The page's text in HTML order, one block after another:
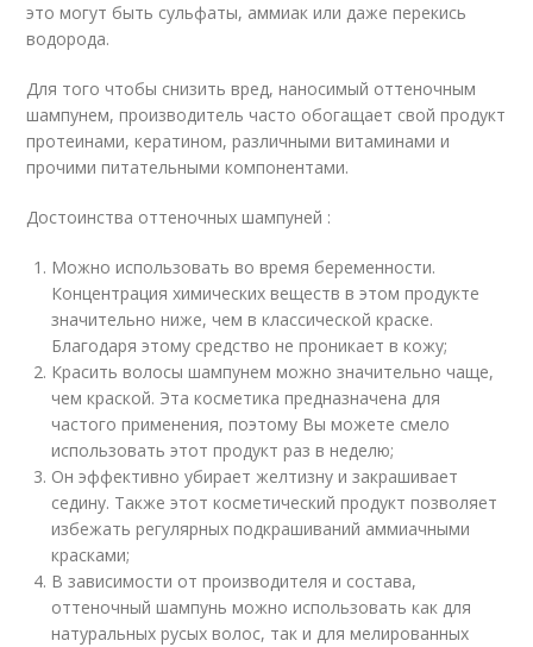
это могут быть сульфаты, аммиак или даже перекись
водорода.
Для того чтобы снизить вред, наносимый оттеночным
шампунем, производитель часто обогащает свой продукт
протеинами, кератином, различными витаминами и
прочими питательными компонентами.
Достоинства оттеночных шампуней :
Можно использовать во время беременности.
Концентрация химических веществ в этом продукте
значительно ниже, чем в классической краске.
Благодаря этому средство не проникает в кожу;
Красить волосы шампунем можно значительно чаще,
чем краской. Эта косметика предназначена для
частого применения, поэтому Вы можете смело
использовать этот продукт раз в неделю;
Он эффективно убирает желтизну и закрашивает
седину. Также этот косметический продукт позволяет
избежать регулярных подкрашиваний аммиачными
красками;
В зависимости от производителя и состава,
оттеночный шампунь можно использовать как для
натуральных русых волос, так и для мелированных